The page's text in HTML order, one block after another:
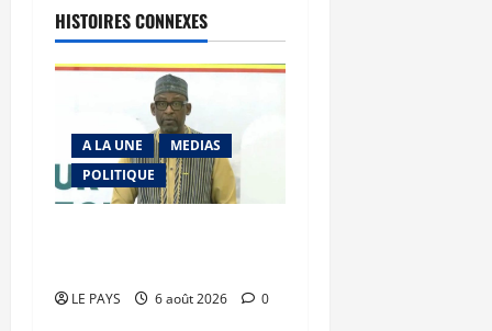
HISTOIRES CONNEXES
A LA UNE
MEDIAS
POLITIQUE
LE PAYS 6 août 2026 0